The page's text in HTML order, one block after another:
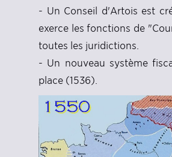
- Un Conseil d'Artois est
exerce les fonctions de
toutes les juridictions.
- Un nouveau système
place (1536).